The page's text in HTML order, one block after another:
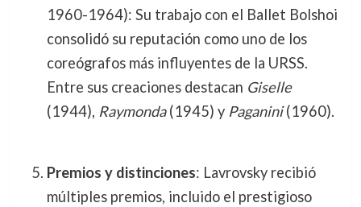
1960-1964): Su trabajo con el Ballet Bolshoi
consolidó su reputación como uno de los
coreógrafos más influyentes de la URSS.
Entre sus creaciones destacan Giselle
(1944), Raymonda(1945) y Paganini(1960).
Premios y distinciones: Lavrovsky recibió
múltiples premios, incluido el prestigioso